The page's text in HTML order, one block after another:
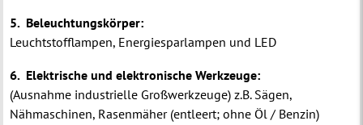
5. Beleuchtungskörper:
Leuchtstofflampen, Energiesparlampen und LED
6. Elektrische und elektronische Werkzeuge:
(Ausnahme industrielle Großwerkzeuge) z.B. Sägen,
Nähmaschinen, Rasenmäher (entleert; ohne Öl / Benzin)